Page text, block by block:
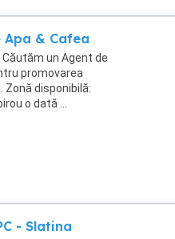
Apa & Cafea
un Agent de
promovarea
disponibilă:
o dată ...
- Slatina